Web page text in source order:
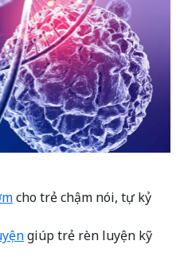
cho trẻ chậm nói, tự kỷ
giúp trẻ rèn luyện kỹ